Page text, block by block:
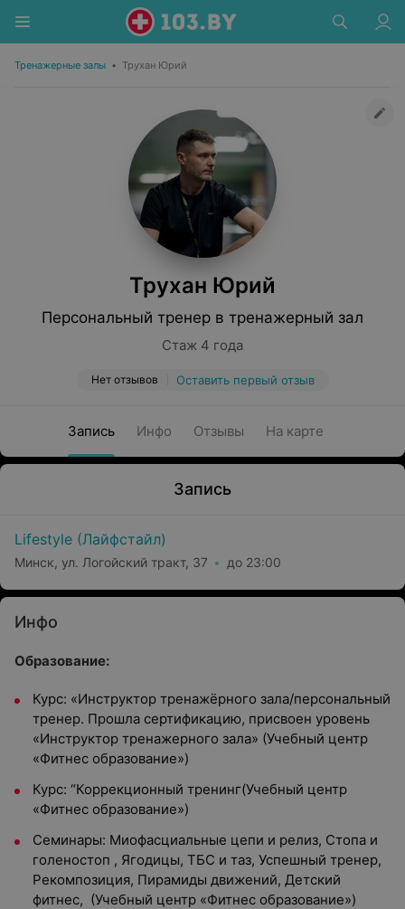
Тренажерные залы • Трухан Юрий
Трухан Юрий
Персональный тренер в тренажерный зал
Стаж 4 года
Нет отзывов Оставить первый отзыв
Запись Инфо Отзывы На карте
Запись
Lifestyle (Лайфстайл)
Минск, ул. Логойский тракт, 37 до 23:00
Инфо
Образование:
Курс: «Инструктор тренажёрного зала/персональный
тренер. Прошла сертификацию, присвоен уровень
«Инструктор тренажерного зала» (Учебный центр
«Фитнес образование»)
Курс: “Коррекционный тренинг(Учебный центр
«Фитнес образование»)
Семинары: Миофасциальные цепи и релиз, Стопа и
голеностоп , Ягодицы, ТБС и таз, Успешный тренер,
Рекомпозиция, Пирамиды движений, Детский
фитнес, (Учебный центр «Фитнес образование»)